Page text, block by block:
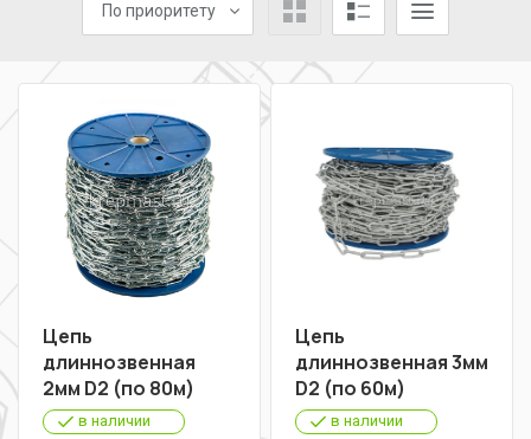
По приоритету
Цепь
длиннозвенная
2мм D2 (по 80м)
в наличии
Цепь
длиннозвенная 3мм
D2 (по 60м)
в наличии